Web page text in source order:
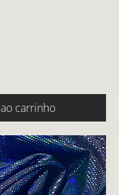
carrinho